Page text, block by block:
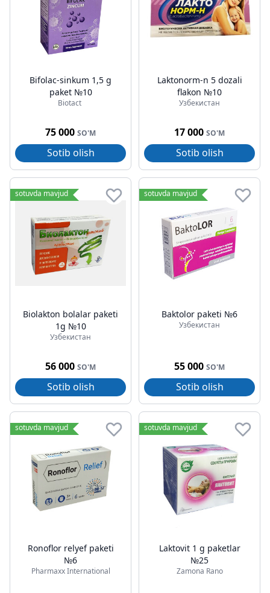
Bifolac-sinkum 1,5 g
paket №10
Biotact
75 000 SO'M
Sotib olish
Laktonorm-n 5 dozali
flakon №10
Узбекистан
17 000 SO'M
Sotib olish
sotuvda mavjud
Biolakton bolalar paketi
1g №10
Узбекистан
56 000 SO'M
Sotib olish
sotuvda mavjud
Baktolor paketi №6
Узбекистан
55 000 SO'M
Sotib olish
sotuvda mavjud
Ronoflor relyef paketi
№6
Pharmaxx International
sotuvda mavjud
Laktovit 1 g paketlar
№25
Zamona Rano